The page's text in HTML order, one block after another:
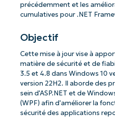
précédemment et les
cumulatives pour .NET
Objectif
Cette mise à jour vise à
matière de sécurité et de
3.5 et 4.8 dans Windows 10
version 22H2. Il aborde des
sein d'ASP.NET et de
(WPF) afin d'améliorer la
sécurité des applications